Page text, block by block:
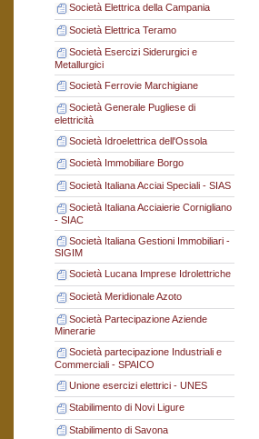
Società Elettrica della Campania
Società Elettrica Teramo
Società Esercizi Siderurgici e
Metallurgici
Società Ferrovie Marchigiane
Società Generale Pugliese di
elettricità
Società Idroelettrica dell'Ossola
Società Immobiliare Borgo
Società Italiana Acciai Speciali - SIAS
Società Italiana Acciaierie Cornigliano
- SIAC
Società Italiana Gestioni Immobiliari -
SIGIM
Società Lucana Imprese Idrolettriche
Società Meridionale Azoto
Società Partecipazione Aziende
Minerarie
Società partecipazione Industriali e
Commerciali - SPAICO
Unione esercizi elettrici - UNES
Stabilimento di Novi Ligure
Stabilimento di Savona